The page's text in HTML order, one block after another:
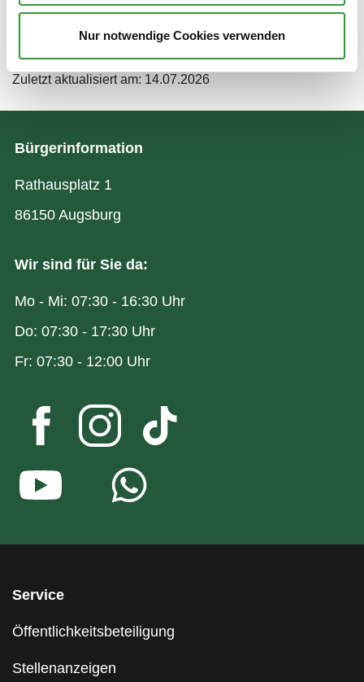
Nur notwendige Cookies verwenden
Zuletzt aktualisiert am: 14.07.2026
Service
Öffentlichkeitsbeteiligung
Stellenanzeigen
Bürgerinformation
Rathausplatz 1
86150 Augsburg
Wir sind für Sie da:
Mo - Mi: 07:30 - 16:30 Uhr
Do: 07:30 - 17:30 Uhr
Fr: 07:30 - 12:00 Uhr